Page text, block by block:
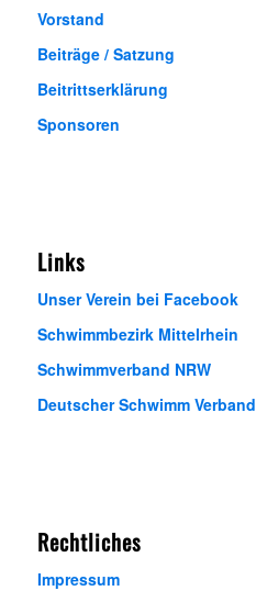
Vorstand
Beiträge / Satzung
Beitrittserklärung
Sponsoren
Links
Unser Verein bei Facebook
Schwimmbezirk Mittelrhein
Schwimmverband NRW
Deutscher Schwimm Verband
Rechtliches
Impressum